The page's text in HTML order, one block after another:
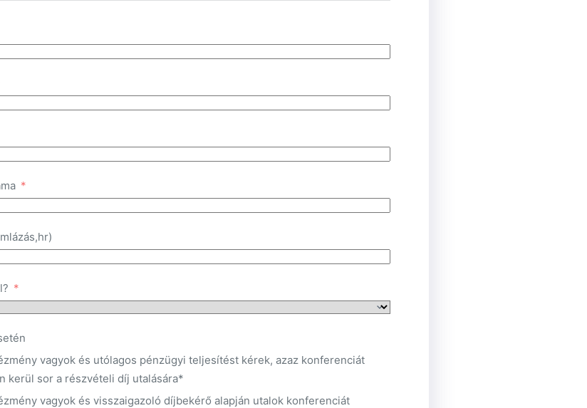
vagyok és utólagos pénzügyi teljesítést kérek, azaz konferenciát
kerül sor a részvételi díj utalására*
vagyok és visszaigazoló díjbekérő alapján utalok konferenciát